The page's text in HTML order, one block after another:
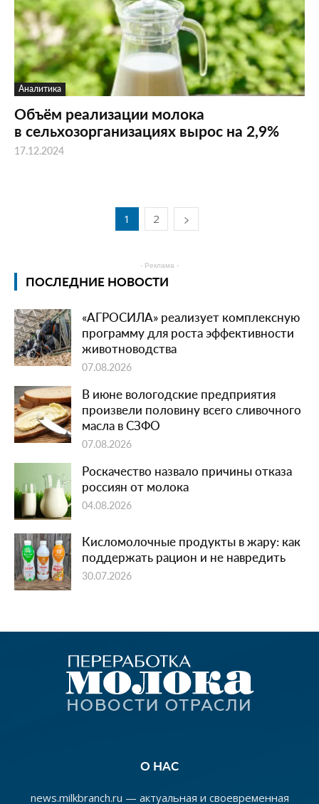
Аналитика
Объём реализации молока
в сельхозорганизациях вырос на 2,9%
17.12.2024
1 2
- Реклама -
ПОСЛЕДНИЕ НОВОСТИ
«АГРОСИЛА» реализует комплексную
программу для роста эффективности
животноводства
07.08.2026
В июне вологодские предприятия
произвели половину всего сливочного
масла в СЗФО
07.08.2026
Роскачество назвало причины отказа
россиян от молока
04.08.2026
Кисломолочные продукты в жару: как
поддержать рацион и не навредить
30.07.2026
О НАС
news.milkbranch.ru — актуальная и своевременная